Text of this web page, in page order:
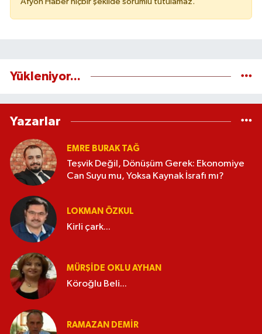
Yükleniyor...
Yazarlar
EMRE BURAK TAĞ
Teşvik Değil, Dönüşüm Gerek: Ekonomiye
Can Suyu mu, Yoksa Kaynak İsrafı mı?
LOKMAN ÖZKUL
Kirli çark...
MÜRŞIDE OKLU AYHAN
Köroğlu Beli...
RAMAZAN DEMİR